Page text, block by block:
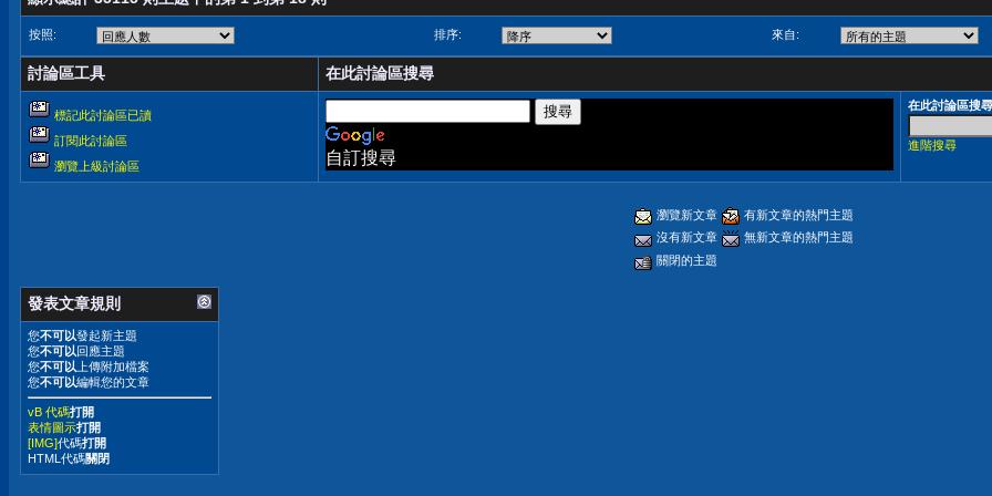
按照: 排序: 來自:
討論區工具 在此討論區搜尋
標記此討論區已讀
訂閱此討論區
瀏覽上級討論區
自訂搜尋
在此討論區搜尋
進階搜尋
瀏覽新文章
有新文章的熱門主題
沒有新文章
無新文章的熱門主題
關閉的主題
發表文章規則
您不可以發起新主題
您不可以回應主題
您不可以 上傳附加檔案
您不可以編輯您的文章
vB 代碼打開
表情圖示打開
[IMG]代碼打開
HTML代碼關閉